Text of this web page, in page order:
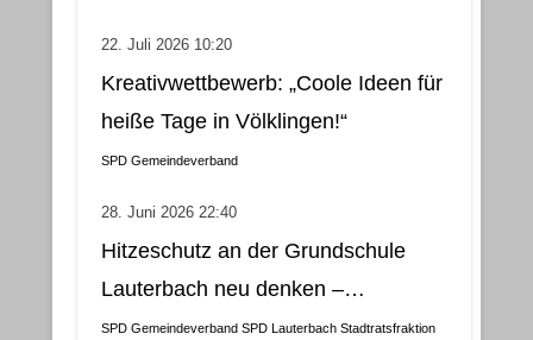
22. Juli 2026 10:20
Kreativwettbewerb: „Coole Ideen für
heiße Tage in Völklingen!“
SPD Gemeindeverband
28. Juni 2026 22:40
Hitzeschutz an der Grundschule
Lauterbach neu denken –
Klimatisierung als wirtschaftliche
SPD Gemeindeverband SPD Lauterbach Stadtratsfraktion